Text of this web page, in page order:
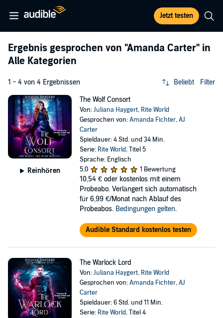
Jetzt testen
Ergebnis gesprochen von "Amanda Carter" in
Alle Kategorien
1 - 4 von 4 Ergebnissen Beliebt Filter
Reinhören
The Wolf Consort
Von:Juliana Haygert, Rite World
Gesprochen von:Amanda Fichter,AJ
Carter
Spieldauer: 4 Std. und 34 Min.
Serie: Rite World, Titel 5
Sprache: Englisch
5,0
1 Bewertung
10,54 € oder kostenlos mit einem
Probeabo. Verlängert sich automatisch
für 6,99 €/Monat nach Ablauf des
Probeabos. Bedingungen gelten.
Audible Standard kostenlos testen
The Warlock Lord
Von:Juliana Haygert, Rite World
Gesprochen von:Amanda Fichter,AJ
Carter
Spieldauer: 6 Std. und 11 Min.
Serie: Rite World, Titel 4